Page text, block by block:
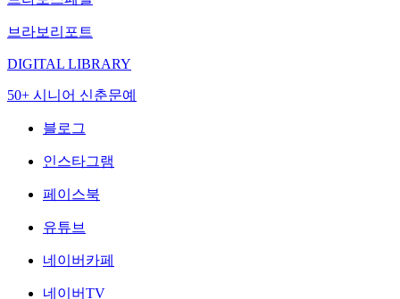
브라보리포트
DIGITAL LIBRARY
50+ 시니어 신춘문예
블로그
인스타그램
페이스북
유튜브
네이버카페
네이버TV